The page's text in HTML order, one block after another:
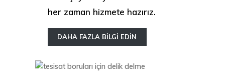
her zaman hizmete hazırız.
DAHA FAZLA BİLGİ EDİN